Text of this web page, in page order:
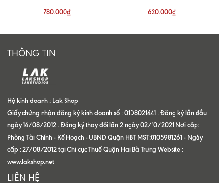
780.000₫
620.000₫
THÔNG TIN
Hộ kinh doanh : Lak Shop
Giấy chứng nhận đăng ký kinh doanh số : 01D8021441 . Đăng ký lần đầu
ngày 14/08/2012 . Đăng ký thay đổi lần 2 ngày 02/10/2021 Nơi cấp:
Phòng Tài Chính - Kế Hoạch - UBND Quận HBT MST:0105981261 - Ngày
cấp : 27/08/2012 tại Chi cục Thuế Quận Hai Bà Trưng Website :
www.lakshop.net
LIÊN HỆ